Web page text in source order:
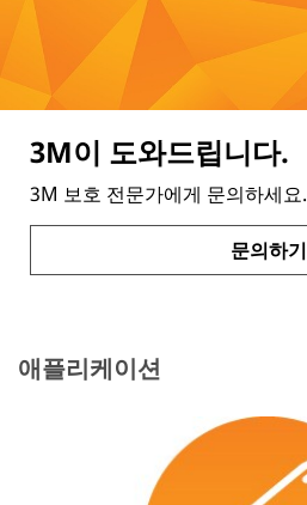
3M이 도와드립니다.
3M 보호 전문가에게 문의하세요.
문의하기
애플리케이션